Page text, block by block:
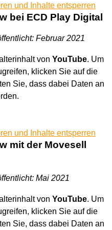
und Inhalte entsperren
bei ECD Play Digital
Februar 2021
von YouTube. Um
klicken Sie auf die
Sie, dass dabei Daten an
und Inhalte entsperren
mit der Movesell
Mai 2021
von YouTube. Um
klicken Sie auf die
Sie, dass dabei Daten an